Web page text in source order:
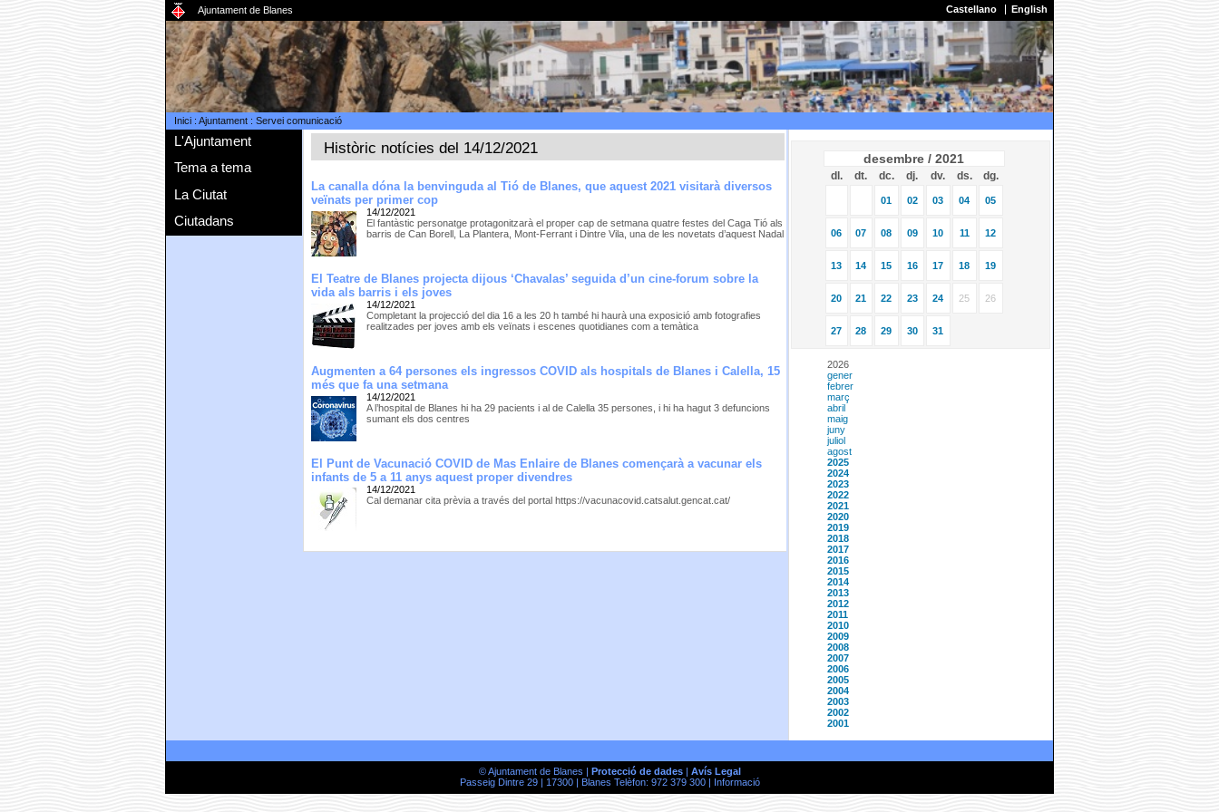
Ajuntament de Blanes Castellano English
Inici: Ajuntament: Servei comunicació
L'Ajuntament
Tema a tema
La Ciutat
Ciutadans
Històric notícies del 14/12/2021
La canalla dóna la benvinguda al Tió de Blanes, que aquest 2021 visitarà diversos
veïnats per primer cop
14/12/2021
El fantàstic personatge protagonitzarà el proper cap de setmana quatre festes del Caga Tió als
barris de Can Borell, La Plantera, Mont-Ferrant i Dintre Vila, una de les novetats d’aquest Nadal
El Teatre de Blanes projecta dijous ‘Chavalas’ seguida d’un cine-forum sobre la
vida als barris i els joves
14/12/2021
Completant la projecció del dia 16 a les 20 h també hi haurà una exposició amb fotografies
realitzades per joves amb els veïnats i escenes quotidianes com a temàtica
Augmenten a 64 persones els ingressos COVID als hospitals de Blanes i Calella, 15
més que fa una setmana
14/12/2021
A l’hospital de Blanes hi ha 29 pacients i al de Calella 35 persones, i hi ha hagut 3 defuncions
sumant els dos centres
El Punt de Vacunació COVID de Mas Enlaire de Blanes començarà a vacunar els
infants de 5 a 11 anys aquest proper divendres
14/12/2021
Cal demanar cita prèvia a través del portal https://vacunacovid.catsalut.gencat.cat/
desembre / 2021
dl. dt. dc. dj. dv. ds. dg.
01 02 03 04 05
06 07 08 09 10 11 12
13 14 15 16 17 18 19
20 21 22 23 24 25 26
27 28 29 30 31
2026
gener
febrer
març
abril
maig
juny
juliol
agost
2025
2024
2023
2022
2021
2020
2019
2018
2017
2016
2015
2014
2013
2012
2011
2010
2009
2008
2007
2006
2005
2004
2003
2002
2001
© Ajuntament de Blanes | Protecció de dades| Avís Legal
Passeig Dintre 29 | 17300 | Blanes Telèfon: 972 379 300 |
Informació